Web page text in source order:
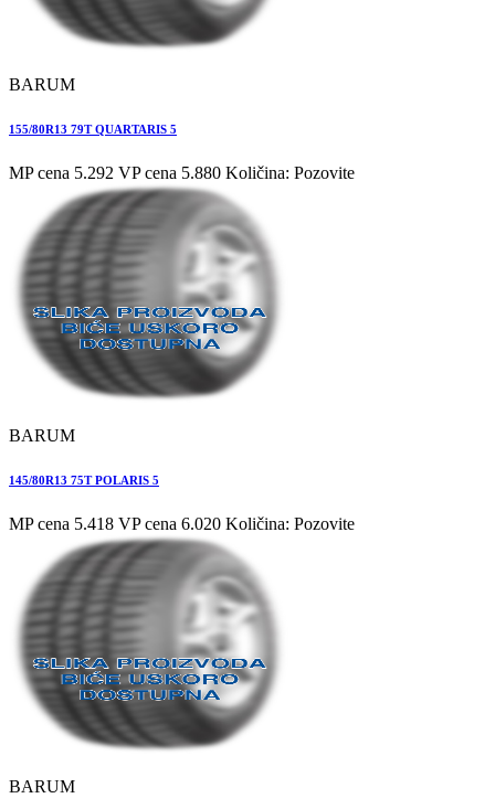
BARUM
155/80R13 79T QUARTARIS 5
MP cena 5.292 VP cena 5.880 Količina: Pozovite
BARUM
145/80R13 75T POLARIS 5
MP cena 5.418 VP cena 6.020 Količina: Pozovite
BARUM